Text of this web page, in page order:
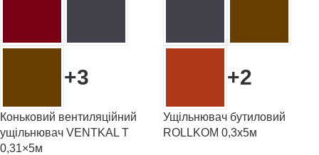
+3
Коньковий вентиляційний
ущільнювач VENTKAL T
0,31×5м
+2
Ущільнювач бутиловий
ROLLKOM 0,3х5м